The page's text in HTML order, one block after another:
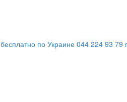
бесплатно по Украине 044 224 93 79